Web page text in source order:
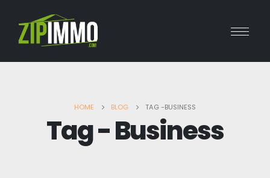
HOME BLOG TAG -BUSINESS
Tag - Business